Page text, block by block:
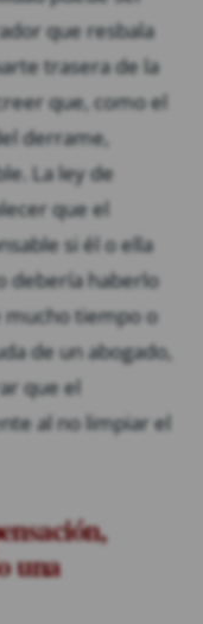
que resbala
trasera de la
que, como el
derrame,
La ley de
que el
si él o ella
debería haberlo
mucho tiempo o
de un abogado,
que el
al no limpiar el
una